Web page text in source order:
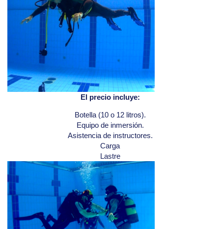
El precio incluye:
Botella (10 o 12 litros).
Equipo de inmersión.
Asistencia de instructores.
Carga
Lastre